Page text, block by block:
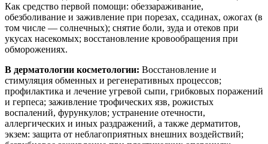
Как средство первой помощи: обеззараживание,
обезболивание и заживление при порезах, ссадинах, ожогах (в
том числе — солнечных); снятие боли, зуда и отеков при
укусах насекомых; восстановление кровообращения при
обморожениях.
В дерматологии косметологии: Восстановление и
стимуляция обменных и регенеративных процессов;
профилактика и лечение угревой сыпи, грибковых поражений
и герпеса; заживление трофических язв, рожистых
воспалений, фурункулов; устранение отечности,
аллергических и иных раздражений, а также дерматитов,
экзем: защита от неблагоприятных внешних воздействий;